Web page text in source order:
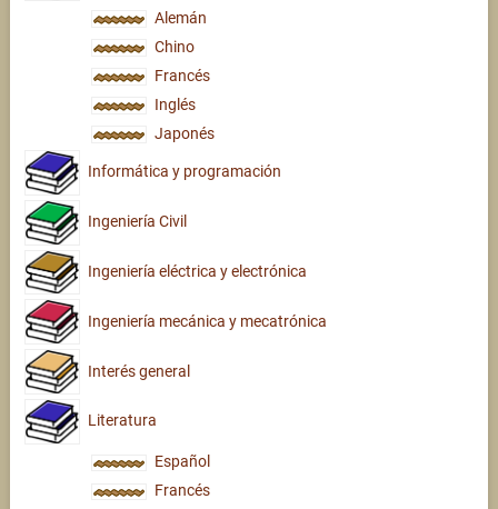
Alemán
Chino
Francés
Inglés
Japonés
Informática y programación
Ingeniería Civil
Ingeniería eléctrica y electrónica
Ingeniería mecánica y mecatrónica
Interés general
Literatura
Español
Francés